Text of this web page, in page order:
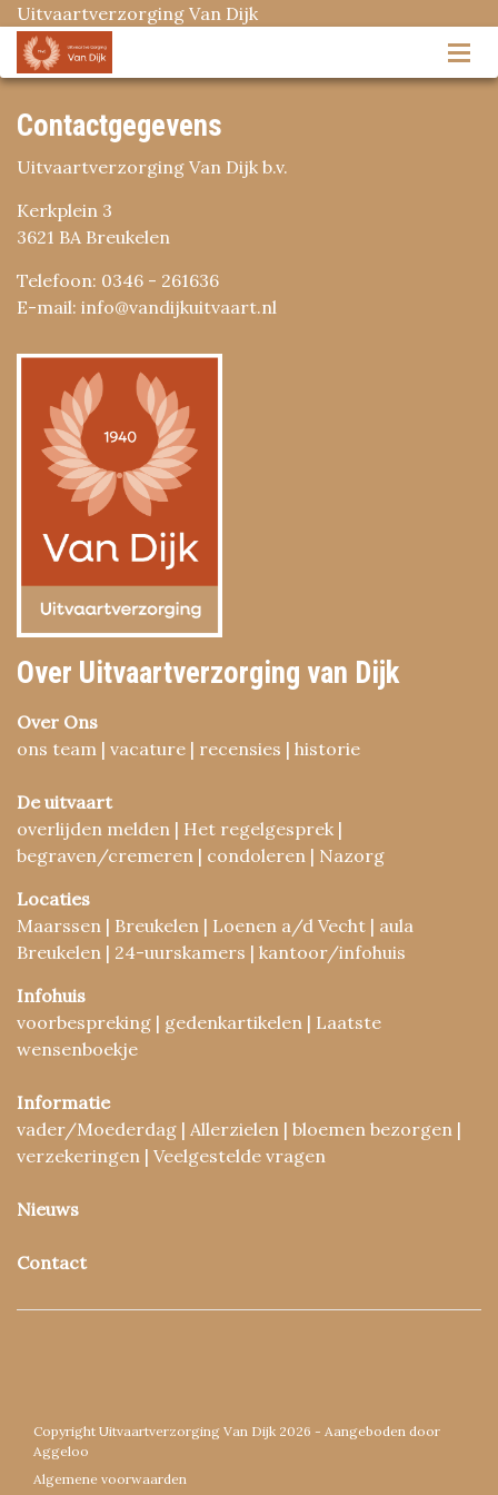
Uitvaartverzorging Van Dijk
Contactgegevens
Uitvaartverzorging Van Dijk b.v.
Kerkplein 3
3621 BA Breukelen
Telefoon: 0346 - 261636
E-mail: info@vandijkuitvaart.nl
Over Uitvaartverzorging van Dijk
Over Ons
ons team | vacature | recensies | historie
De uitvaart
overlijden melden | Het regelgesprek |
begraven/cremeren | condoleren | Nazorg
Locaties
Maarssen | Breukelen | Loenen a/d Vecht | aula
Breukelen | 24-uurskamers | kantoor/infohuis
Infohuis
voorbespreking | gedenkartikelen | Laatste
wensenboekje
Informatie
vader/Moederdag | Allerzielen | bloemen bezorgen |
verzekeringen | Veelgestelde vragen
Nieuws
Contact
Copyright Uitvaartverzorging Van Dijk 2026 - Aangeboden door
Aggeloo
Algemene voorwaarden